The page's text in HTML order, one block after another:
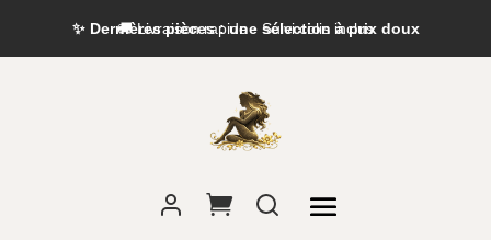
✨ Dernières pièces : une sélection à prix doux